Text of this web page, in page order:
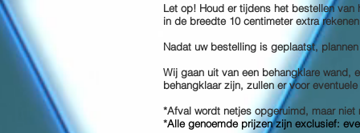
Let op! Houd er tijdens het bestellen
in de breedte 10 centimeter extra
Nadat uw bestelling is geplaatst,
Wij gaan uit van een behangklare wand,
behangklaar zijn, zullen er voor
*Afval wordt netjes opgeruimd, maar niet
*Alle genoemde prijzen zijn exclusief: